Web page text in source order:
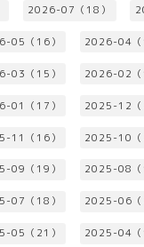
2026-07（18）
05（16） 2026-04（
03（15） 2026-02（
01（17） 2025-12（
11（16） 2025-10（
09（19） 2025-08（
07（18） 2025-06（
05（21） 2025-04（